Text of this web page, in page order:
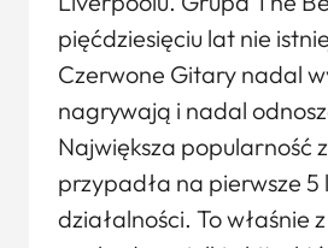
pięćdziesięciu lat nie
Czerwone Gitary nadal
nagrywają i nadal
Największa popularność
przypadła na pierwsze 5
działalności. To właśnie